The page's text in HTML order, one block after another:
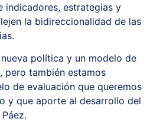
indicadores, estrategias y
la bidireccionalidad de las
política y un modelo de
pero también estamos
de evaluación que queremos
y que aporte al desarrollo del